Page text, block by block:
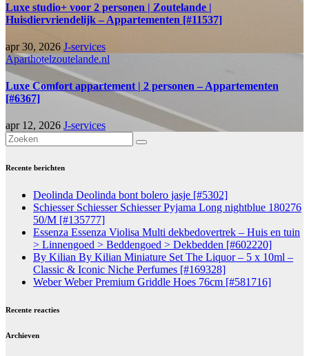
Luxe studio+ voor 2 personen | Zoutelande |
Huisdiervriendelijk – Appartementen [#11537]
apr 30, 2026 J-services
Aparthotelzoutelande.nl
Luxe Comfort appartement | 2 personen – Appartementen
[#6367]
apr 12, 2026 J-services
Recente berichten
Deolinda Deolinda bont bolero jasje [#5302]
Schiesser Schiesser Schiesser Pyjama Long nightblue 180276
50/M [#135777]
Essenza Essenza Violisa Multi dekbedovertrek – Huis en tuin
> Linnengoed > Beddengoed > Dekbedden [#602220]
By Kilian By Kilian Miniature Set The Liquor – 5 x 10ml –
Classic & Iconic Niche Perfumes [#169328]
Weber Weber Premium Griddle Hoes 76cm [#581716]
Recente reacties
Archieven